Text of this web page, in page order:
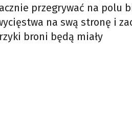
przegrywać na
na swą stronę i
broni będą miały